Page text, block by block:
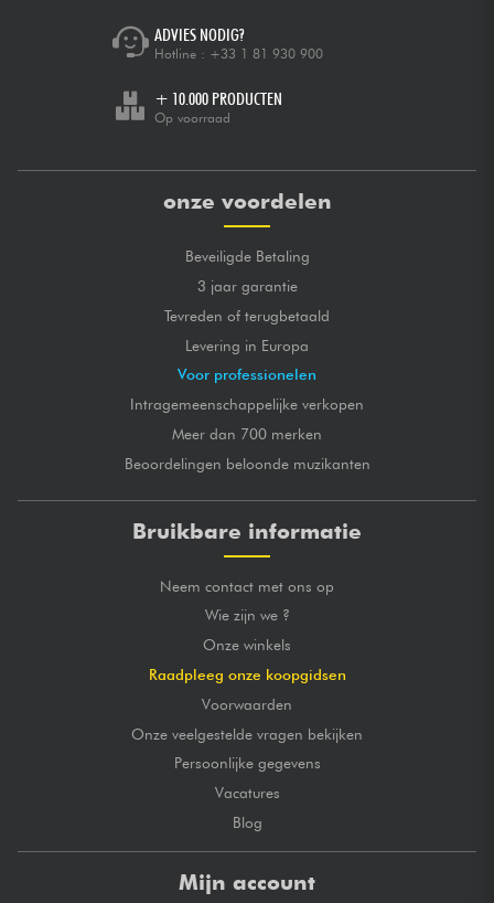
ADVIES NODIG?
Hotline : +33 1 81 930 900
+ 10.000 PRODUCTEN
Op voorraad
onze voordelen
Beveiligde Betaling
3 jaar garantie
Tevreden of terugbetaald
Levering in Europa
Voor professionelen
Intragemeenschappelijke verkopen
Meer dan 700 merken
Beoordelingen beloonde muzikanten
Bruikbare informatie
Neem contact met ons op
Wie zijn we ?
Onze winkels
Raadpleeg onze koopgidsen
Voorwaarden
Onze veelgestelde vragen bekijken
Persoonlijke gegevens
Vacatures
Blog
Mijn account